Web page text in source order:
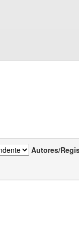
Autores/